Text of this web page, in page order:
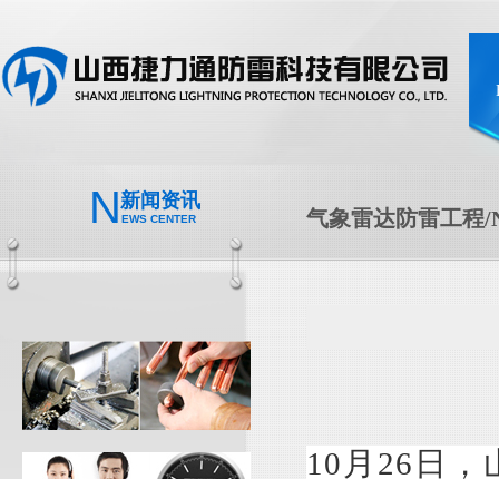
NEWS CENTER
新闻资讯
气象雷达防雷工程/
10月26日，